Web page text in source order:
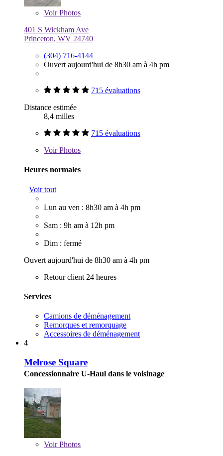
VoirPhotos
401 S Wickham Ave
Princeton, WV 24740
(304) 716-4144
Ouvert aujourd'hui de 8h30 am à 4h pm
715 évaluations
Distance estimée
8,4 milles
715 évaluations
VoirPhotos
Heures normales
Voir tout
Lun au ven : 8h30 am à 4h pm
Sam : 9h am à 12h pm
Dim : fermé
Ouvert aujourd'hui de 8h30 am à 4h pm
Retour client 24 heures
Services
Camions de déménagement
Remorques et remorquage
Accessoires de déménagement
4
Melrose Square
Concessionnaire U-Haul dans le voisinage
VoirPhotos